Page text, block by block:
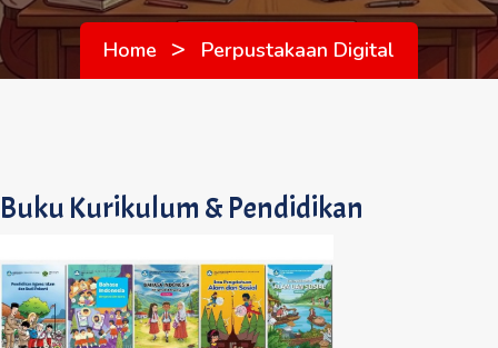
Home > Perpustakaan Digital
Buku Kurikulum & Pendidikan